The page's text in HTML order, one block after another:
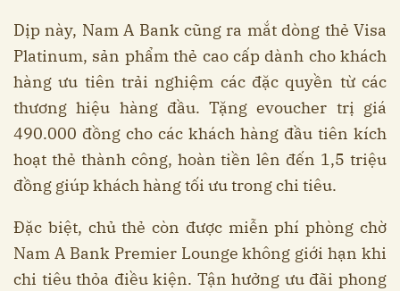
Dịp này, Nam A Bank cũng ra mắt dòng thẻ Visa
Platinum, sản phẩm thẻ cao cấp dành cho khách
hàng ưu tiên trải nghiệm các đặc quyền từ các
thương hiệu hàng đầu. Tặng evoucher trị giá
490.000 đồng cho các khách hàng đầu tiên kích
hoạt thẻ thành công, hoàn tiền lên đến 1,5 triệu
đồng giúp khách hàng tối ưu trong chi tiêu.
Đặc biệt, chủ thẻ còn được miễn phí phòng chờ
Nam A Bank Premier Lounge không giới hạn khi
chi tiêu thỏa điều kiện. Tận hưởng ưu đãi phong